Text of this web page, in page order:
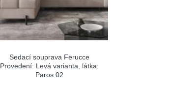
Sedací souprava Ferucce
Provedení: Levá varianta, látka:
Paros 02